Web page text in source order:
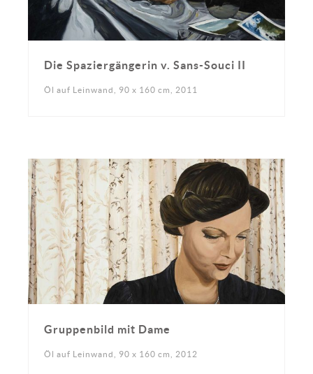
Die Spaziergängerin v. Sans-Souci II
Öl auf Leinwand, 90 x 160 cm, 2011
Gruppenbild mit Dame
Öl auf Leinwand, 90 x 160 cm, 2012